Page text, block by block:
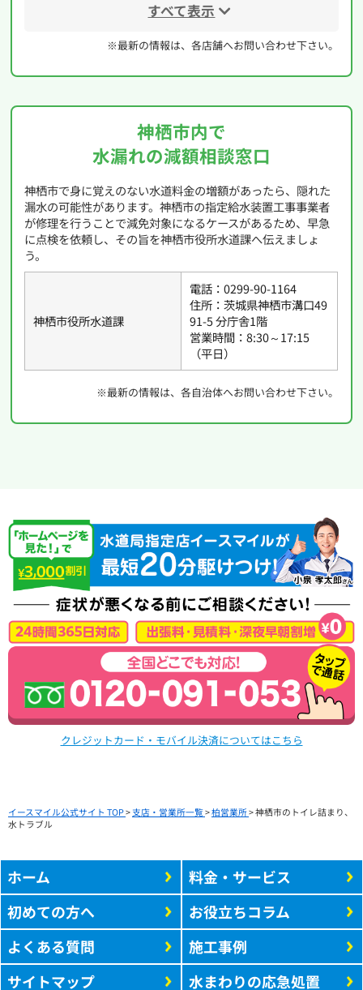
すべて表示
※最新の情報は、各店舗へお問い合わせ下さい。
神栖市内で
水漏れの減額相談窓口
神栖市で身に覚えのない水道料金の増額があったら、隠れた
漏水の可能性があります。神栖市の指定給水装置工事事業者
が修理を行うことで減免対象になるケースがあるため、早急
に点検を依頼し、その旨を神栖市役所水道課へ伝えましょ
う。
神栖市役所水道課
電話：0299-90-1164
住所：茨城県神栖市溝口49
91-5 分庁舎1階
営業時間：8:30～17:15
（平日）
※最新の情報は、各自治体へお問い合わせ下さい。
クレジットカード・モバイル決済についてはこちら
イースマイル公式サイト TOP> 支店・営業所一覧>柏営業所>神栖市のトイレ詰まり、
水トラブル
ホーム
初めての方へ
よくある質問
サイトマップ
料金・サービス
お役立ちコラム
施工事例
水まわりの応急処置